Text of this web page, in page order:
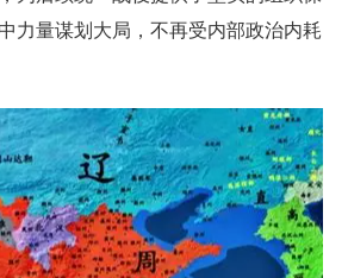
力量谋划大局，不再受内部政治内耗